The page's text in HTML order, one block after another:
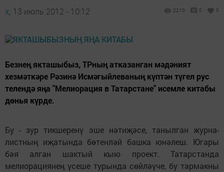
х, 13 июль 2012 - 10:12 2210 0 0
Безнең якташыбыз, ТРның атказанган мәдәният
хезмәткәре Рәзинә Исмәгыйлеваның күптән түгел рус
телендә яңа "Мелиорация в Татарстане" исемле китабы
дөнья күрде.
Бу - зур тикшеренү эше нәтиҗәсе, танылган журна­
листның иҗатында бөтенләй башка юнәлеш. Югары
бәя алган шактый кыю проект. Татарстанда
мелиорациянең үсеше турында сөйләүче, бу тармакны